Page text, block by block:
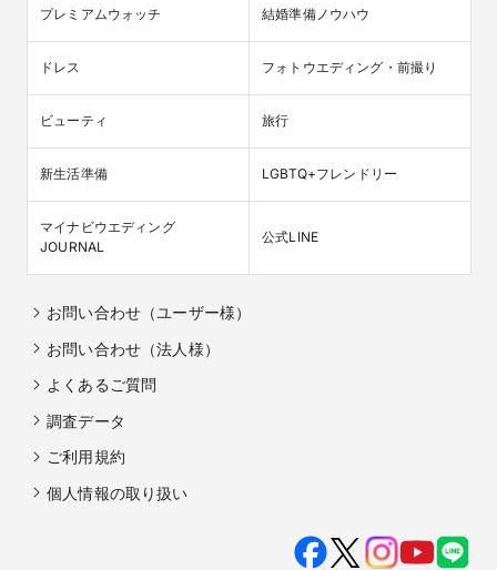
プレミアムウォッチ 結婚準備ノウハウ
ドレス フォトウエディング・前撮り
ビューティ 旅行
新生活準備 LGBTQ+フレンドリー
マイナビウエディング
JOURNAL
公式LINE
お問い合わせ（ユーザー様）
お問い合わせ（法人様）
よくあるご質問
調査データ
ご利用規約
個人情報の取り扱い